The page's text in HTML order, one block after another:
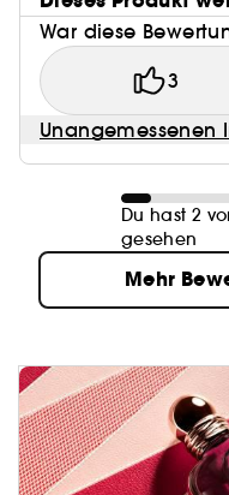
War diese
3
Unangemessenen
Du hast 2
gesehen
Mehr